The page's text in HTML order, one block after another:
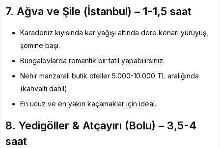
7. Ağva ve Şile (İstanbul) – 1-1,5 saat
Karadeniz kıyısında kar yağışı altında dere kenarı yürüyüş,
şömine başı.
Bungalovlarda romantik bir tatil yapabilirsiniz.
Nehir manzaralı butik oteller 5.000-10.000 TL aralığında
(kahvaltı dahil).
En ucuz ve en yakın kaçamaklar için ideal.
8. Yedigöller & Atçayırı (Bolu) – 3,5-4
saat